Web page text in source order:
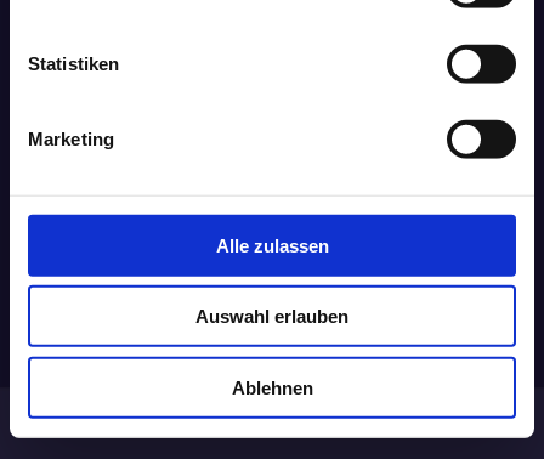
Statistiken
Marketing
Alle zulassen
Auswahl erlauben
Ablehnen
Druckversion
Login
Webansicht